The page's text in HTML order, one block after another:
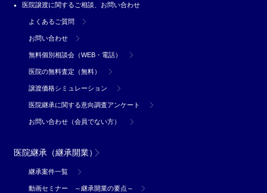
医院譲渡に関するご相談、お問い合わせ
よくあるご質問
お問い合わせ
無料個別相談会（WEB・電話）
医院の無料査定（無料）
譲渡価格シミュレーション
医院継承に関する意向調査アンケート
お問い合わせ（会員でない方）
医院継承（継承開業）
継承案件一覧
動画セミナー ～継承開業の要点～